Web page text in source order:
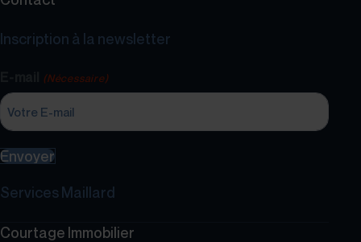
Inscription à la newsletter
(Nécessaire)
Envoyer
Services Maillard
Courtage Immobilier